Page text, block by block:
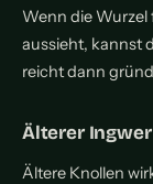
Wenn die Wurzel
aussieht, kannst
reicht dann
Älterer
Ältere Knollen